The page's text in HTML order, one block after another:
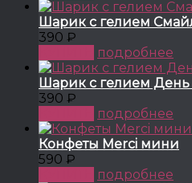
Шарик с гелием
390 ₽
подробнее
Шарик с гелием
390 ₽
подробнее
Конфеты Merci мини
590 ₽
подробнее